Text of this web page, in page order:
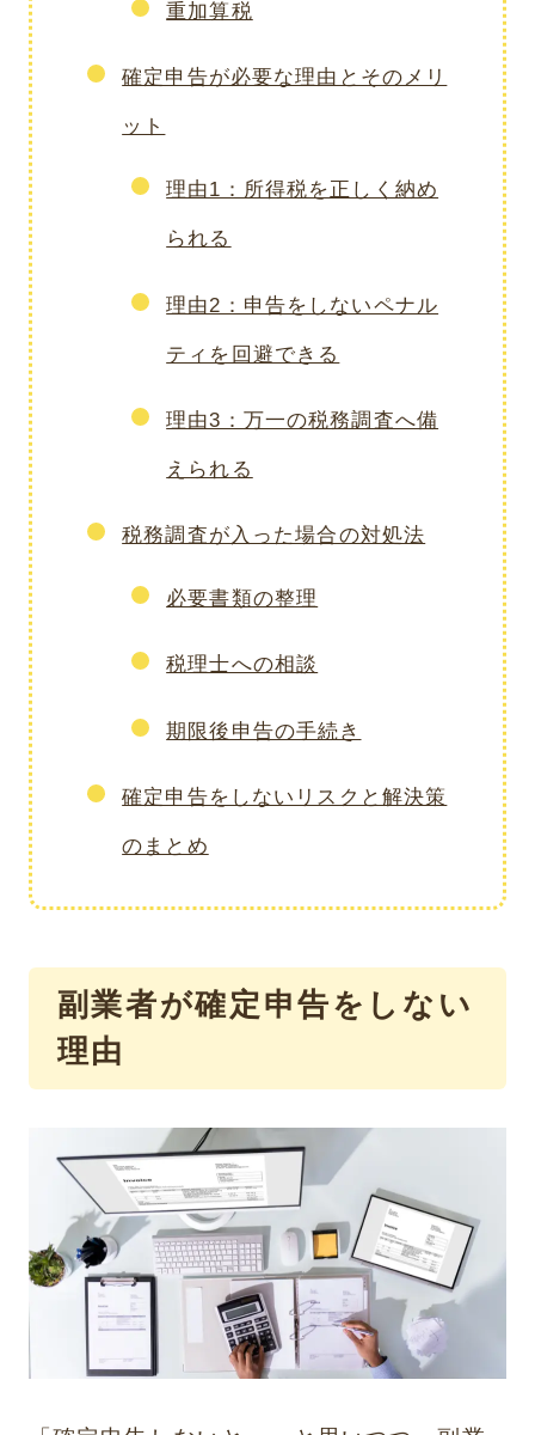
重加算税
確定申告が必要な理由とそのメリ
ット
理由1：所得税を正しく納め
られる
理由2：申告をしないペナル
ティを回避できる
理由3：万一の税務調査へ備
えられる
税務調査が入った場合の対処法
必要書類の整理
税理士への相談
期限後申告の手続き
確定申告をしないリスクと解決策
のまとめ
副業者が確定申告をしない
理由